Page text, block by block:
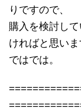
りですので、
購入を検討し
ければと思いま
ではでは。